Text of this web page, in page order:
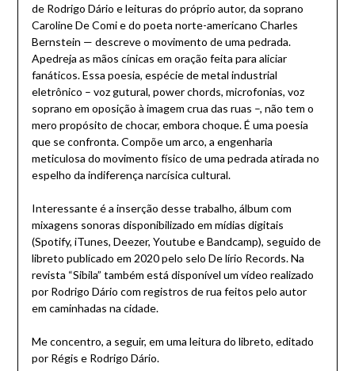
de Rodrigo Dário e leituras do próprio autor, da soprano
Caroline De Comi e do poeta norte-americano Charles
Bernstein — descreve o movimento de uma pedrada.
Apedreja as mãos cínicas em oração feita para aliciar
fanáticos. Essa poesia, espécie de metal industrial
eletrônico – voz gutural, power chords, microfonias, voz
soprano em oposição à imagem crua das ruas –, não tem o
mero propósito de chocar, embora choque. É uma poesia
que se confronta. Compõe um arco, a engenharia
meticulosa do movimento físico de uma pedrada atirada no
espelho da indiferença narcísica cultural.
Interessante é a inserção desse trabalho, álbum com
mixagens sonoras disponibilizado em mídias digitais
(Spotify, iTunes, Deezer, Youtube e Bandcamp), seguido de
libreto publicado em 2020 pelo selo De lírio Records. Na
revista “Sibila” também está disponível um vídeo realizado
por Rodrigo Dário com registros de rua feitos pelo autor
em caminhadas na cidade.
Me concentro, a seguir, em uma leitura do libreto, editado
por Régis e Rodrigo Dário.